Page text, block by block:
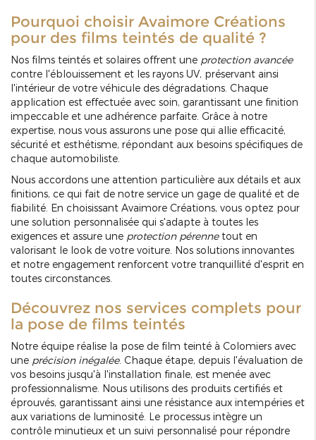
Pourquoi choisir Avaimore Créations
pour des films teintés de qualité ?
Nos films teintés et solaires offrent une protection avancée
contre l'éblouissement et les rayons UV, préservant ainsi
l'intérieur de votre véhicule des dégradations. Chaque
application est effectuée avec soin, garantissant une finition
impeccable et une adhérence parfaite. Grâce à notre
expertise, nous vous assurons une pose qui allie efficacité,
sécurité et esthétisme, répondant aux besoins spécifiques de
chaque automobiliste.
Nous accordons une attention particulière aux détails et aux
finitions, ce qui fait de notre service un gage de qualité et de
fiabilité. En choisissant Avaimore Créations, vous optez pour
une solution personnalisée qui s'adapte à toutes les
exigences et assure une protection pérennetout en
valorisant le look de votre voiture. Nos solutions innovantes
et notre engagement renforcent votre tranquillité d'esprit en
toutes circonstances.
Découvrez nos services complets pour
la pose de films teintés
Notre équipe réalise la pose de film teinté à Colomiers avec
une précision inégalée. Chaque étape, depuis l'évaluation de
vos besoins jusqu'à l'installation finale, est menée avec
professionnalisme. Nous utilisons des produits certifiés et
éprouvés, garantissant ainsi une résistance aux intempéries et
aux variations de luminosité. Le processus intègre un
contrôle minutieux et un suivi personnalisé pour répondre